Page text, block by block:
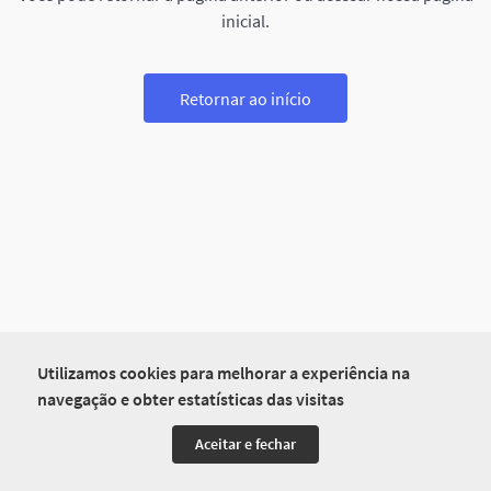
Utilizamos cookies para melhorar a experiência na
navegação e obter estatísticas das visitas
Aceitar e fechar
inicial.
Retornar ao início